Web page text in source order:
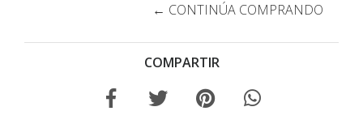
← CONTINÚA COMPRANDO
COMPARTIR